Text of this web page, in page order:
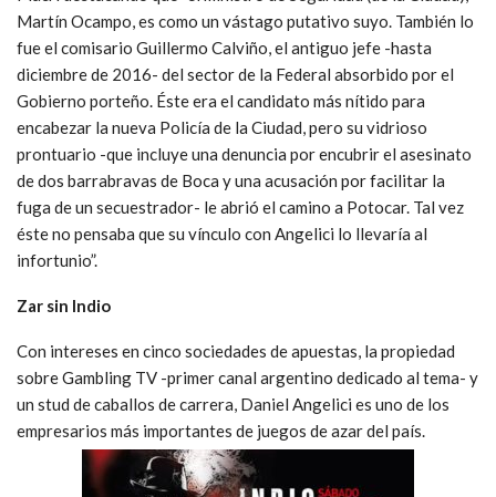
Martín Ocampo, es como un vástago putativo suyo. También lo
fue el comisario Guillermo Calviño, el antiguo jefe -hasta
diciembre de 2016- del sector de la Federal absorbido por el
Gobierno porteño. Éste era el candidato más nítido para
encabezar la nueva Policía de la Ciudad, pero su vidrioso
prontuario -que incluye una denuncia por encubrir el asesinato
de dos barrabravas de Boca y una acusación por facilitar la
fuga de un secuestrador- le abrió el camino a Potocar. Tal vez
éste no pensaba que su vínculo con Angelici lo llevaría al
infortunio”.
Zar sin Indio
Con intereses en cinco sociedades de apuestas, la propiedad
sobre Gambling TV -primer canal argentino dedicado al tema- y
un stud de caballos de carrera, Daniel Angelici es uno de los
empresarios más importantes de juegos de azar del país.